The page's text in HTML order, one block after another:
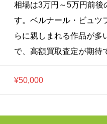
相場は3万円～5万円前後
す。ベルナール・ビュツ
らに親しまれる作品が多
で、高額買取査定が期待
¥50,000